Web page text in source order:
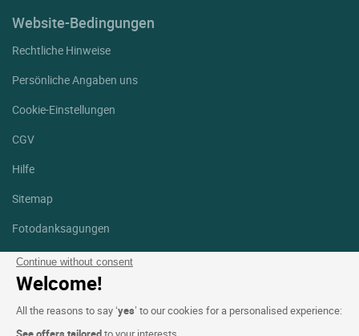
Continue without consent
Welcome!
All the reasons to say ‘yes’ to our cookies for a personalised experience:
Website-Bedingungen
Rechtliche Hinweise
Persönliche Angaben uns
Cookie-Einstellungen
CGV
Hilfe
Sitemap
Fotodanksagungen
Folgen Sie uns
Facebook
Linkedin